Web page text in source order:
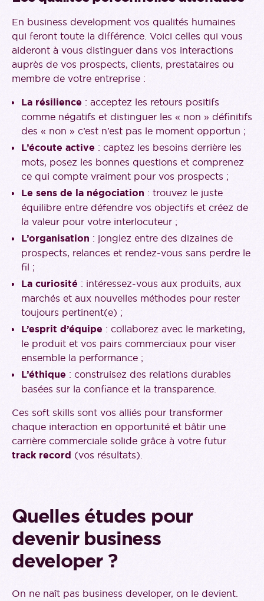
En business development vos qualités humaines
qui feront toute la différence. Voici celles qui vous
aideront à vous distinguer dans vos interactions
auprès de vos prospects, clients, prestataires ou
membre de votre entreprise :
La résilience : acceptez les retours positifs
comme négatifs et distinguer les « non » définitifs
des « non » c’est n’est pas le moment opportun ;
L’écoute active : captez les besoins derrière les
mots, posez les bonnes questions et comprenez
ce qui compte vraiment pour vos prospects ;
Le sens de la négociation : trouvez le juste
équilibre entre défendre vos objectifs et créez de
la valeur pour votre interlocuteur ;
L’organisation : jonglez entre des dizaines de
prospects, relances et rendez-vous sans perdre le
fil ;
La curiosité : intéressez-vous aux produits, aux
marchés et aux nouvelles méthodes pour rester
toujours pertinent(e) ;
L’esprit d’équipe : collaborez avec le marketing,
le produit et vos pairs commerciaux pour viser
ensemble la performance ;
L’éthique : construisez des relations durables
basées sur la confiance et la transparence.
Ces soft skills sont vos alliés pour transformer
chaque interaction en opportunité et bâtir une
carrière commerciale solide grâce à votre futur
track record (vos résultats).
Quelles études pour
devenir business
developer ?
On ne naît pas business developer, on le devient.